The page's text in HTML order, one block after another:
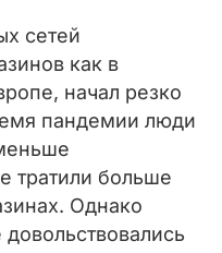
сетей
как в
начал резко
пандемии люди
тратили больше
Однако